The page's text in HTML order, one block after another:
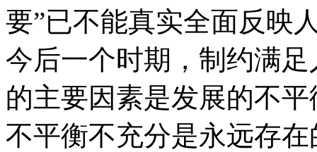
要”已不能真实全面反映
今后一个时期，制约满
的主要因素是发展的不
不平衡不充分是永远存